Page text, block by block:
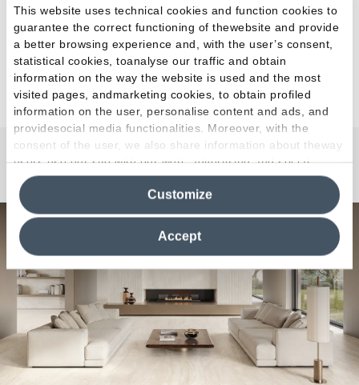
This website uses technical cookies and function cookies to
guarantee the correct functioning of thewebsite and provide
a better browsing experience and, with the user’s consent,
statistical cookies, toanalyse our traffic and obtain
information on the way the website is used and the most
visited pages, andmarketing cookies, to obtain profiled
information on the user, personalise content and ads, and
providesocial media functionalities. Moreover, with the
consent of the user, we also share information about theway
users use our site with our web, advertising and social
media analytics partners, who may combine itwith other
information in their possession. By closing this banner,
clicking on "Reject", it will be possible tocontinue browsing
the site after installing only technical cookies. For more
information see the
Cookie Policy
Accept
Customize
Dual Travertine